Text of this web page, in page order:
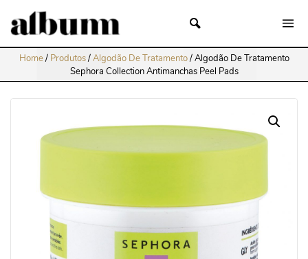
Home/ Produtos/Algodão De Tratamento/Algodão De Tratamento
Sephora Collection Antimanchas Peel Pads